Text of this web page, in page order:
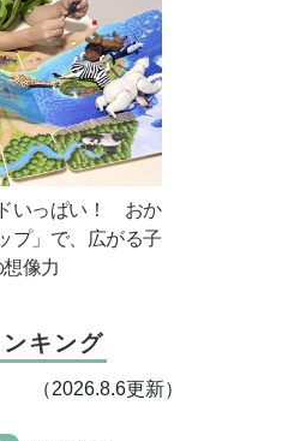
いっぱい！ おか
プ」で、広がる子
像力
キング
（2026.8.6更新）